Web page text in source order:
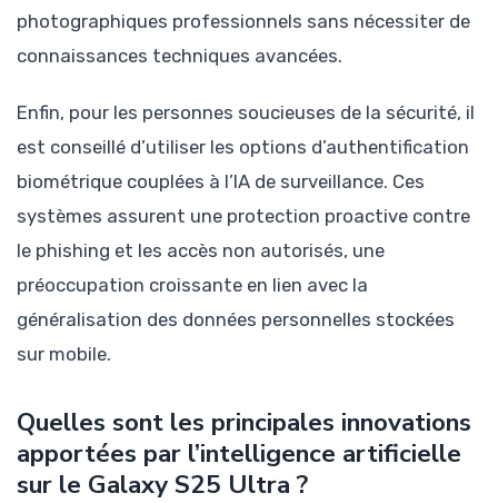
photographiques professionnels sans nécessiter de
connaissances techniques avancées.
Enfin, pour les personnes soucieuses de la sécurité, il
est conseillé d’utiliser les options d’authentification
biométrique couplées à l’IA de surveillance. Ces
systèmes assurent une protection proactive contre
le phishing et les accès non autorisés, une
préoccupation croissante en lien avec la
généralisation des données personnelles stockées
sur mobile.
Quelles sont les principales innovations
apportées par l’intelligence artificielle
sur le Galaxy S25 Ultra ?